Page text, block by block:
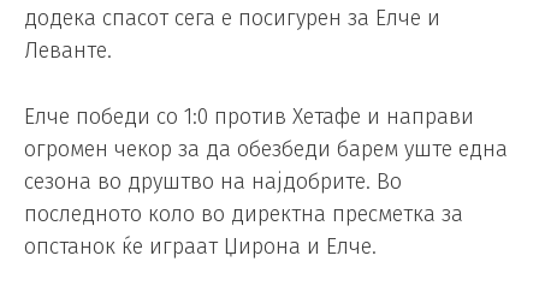
додека спасот сега е посигурен за Елче и
Леванте.
Елче победи со 1:0 против Хетафе и направи
огромен чекор за да обезбеди барем уште една
сезона во друштво на најдобрите. Во
последното коло во директна пресметка за
опстанок ќе играат Џирона и Елче.